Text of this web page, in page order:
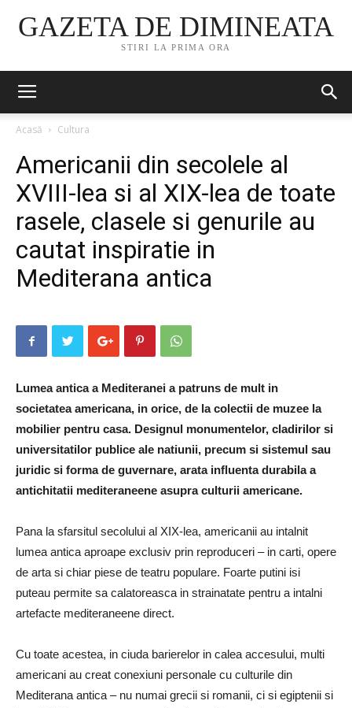
GAZETA DE DIMINEATA
STIRI LA PRIMA ORA
Acasă Cultura
Americanii din secolele al
XVIII-lea si al XIX-lea de toate
rasele, clasele si genurile au
cautat inspiratie in
Mediterana antica
Lumea antica a Mediteranei a patruns de mult in
societatea americana, in orice, de la colectii de muzee la
mobilier pentru casa. Designul monumentelor, cladirilor si
universitatilor publice ale natiunii, precum si sistemul sau
juridic si forma de guvernare, arata influenta durabila a
antichitatii mediteraneene asupra culturii americane.
Pana la sfarsitul secolului al XIX-lea, americanii au intalnit
lumea antica aproape exclusiv prin reproduceri – in carti, opere
de arta si chiar piese de teatru populare. Foarte putini isi
puteau permite sa calatoreasca in strainatate pentru a intalni
artefacte mediteraneene direct.
Cu toate acestea, in ciuda barierelor in calea accesului, multi
americani au creat conexiuni personale cu culturile din
Mediterana antica – nu numai grecii si romanii, ci si egiptenii si